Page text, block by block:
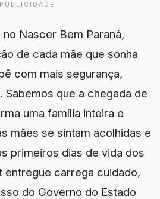
PUBLICIDADE
no Nascer Bem Paraná,
de cada mãe que sonha
com mais segurança,
Sabemos que a chegada de
uma família inteira e
mães se sintam acolhidas e
primeiros dias de vida dos
entregue carrega cuidado,
do Governo do Estado